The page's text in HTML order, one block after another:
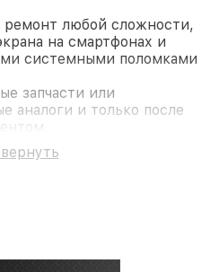
ремонт любой сложности,
на смартфонах и
системными поломками
запчасти или
аналоги и только после
комплектующие
гарантия. В случае